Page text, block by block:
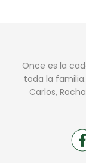
Once es la
toda la
Carlos,